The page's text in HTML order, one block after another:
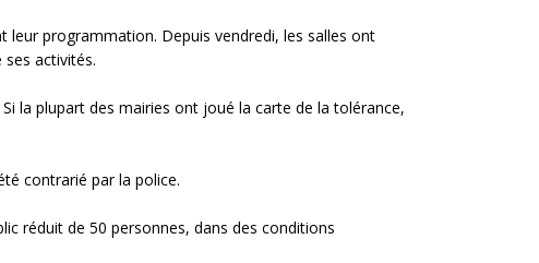
leur programmation. Depuis vendredi, les salles ont
activités.
la plupart des mairies ont joué la carte de la tolérance,
contrarié par la police.
réduit de 50 personnes, dans des conditions